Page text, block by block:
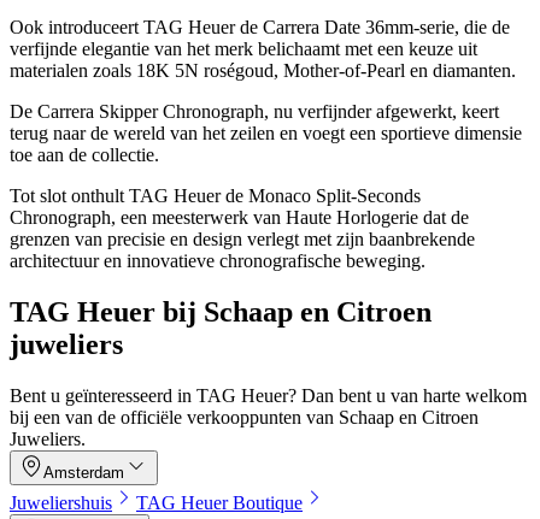
Ook introduceert TAG Heuer de Carrera Date 36mm-serie, die de
verfijnde elegantie van het merk belichaamt met een keuze uit
materialen zoals 18K 5N roségoud, Mother-of-Pearl en diamanten.
De Carrera Skipper Chronograph, nu verfijnder afgewerkt, keert
terug naar de wereld van het zeilen en voegt een sportieve dimensie
toe aan de collectie.
Tot slot onthult TAG Heuer de Monaco Split-Seconds
Chronograph, een meesterwerk van Haute Horlogerie dat de
grenzen van precisie en design verlegt met zijn baanbrekende
architectuur en innovatieve chronografische beweging.
TAG Heuer bij Schaap en Citroen
juweliers
Bent u geïnteresseerd in TAG Heuer? Dan bent u van harte welkom
bij een van de officiële verkooppunten van Schaap en Citroen
Juweliers.
Amsterdam
Juweliershuis TAG Heuer Boutique